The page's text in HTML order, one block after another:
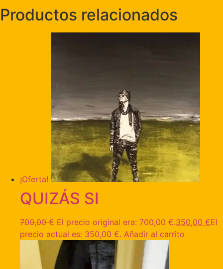
Productos relacionados
¡Oferta!
QUIZÁS SI
700,00€ El precio original era: 700,00 €.350,00 €El
precio actual es: 350,00 €. Añadir al carrito